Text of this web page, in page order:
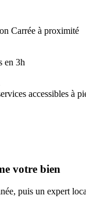
Carrée à proximité
en 3h
accessibles à
votre bien
puis un expert